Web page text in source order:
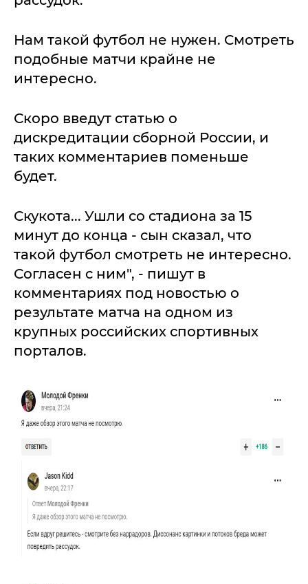
Нам такой футбол не нужен. Смотреть
подобные матчи крайне не
интересно.
Скоро введут статью о
дискредитации сборной России, и
таких комментариев поменьше
будет.
Скукота... Ушли со стадиона за 15
минут до конца - сын сказал, что
такой футбол смотреть не интересно.
Согласен с ним", - пишут в
комментариях под новостью о
результате матча на одном из
крупных российских спортивных
порталов.